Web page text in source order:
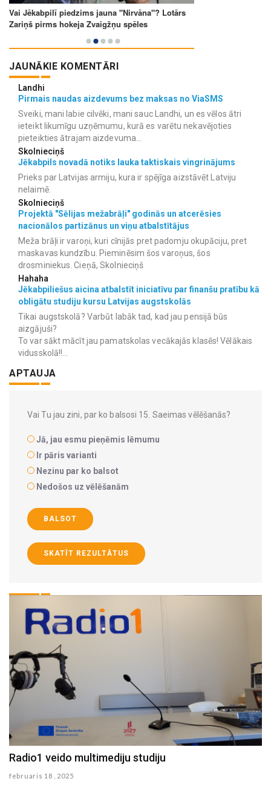
JAUNĀKIE KOMENTĀRI
Landhi
Pirmais naudas aizdevums bez maksas no ViaSMS
Sveiki, mani labie cilvēki, mani sauc Landhi, un es vēlos ātri
ieteikt likumīgu uzņēmumu, kurā es varētu nekavējoties
pieteikties ātrajam aizdevuma...
Skolnieciņš
Jēkabpils novadā notiks lauka taktiskais vingrinājums
Prieks par Latvijas armiju, kura ir spējīga aizstāvēt Latviju
nelaimē.
Skolnieciņš
Projektā "Sēlijas mežabrāļi" godinās un atcerēsies
nacionālos partizānus un viņu atbalstītājus
Meža brāļi ir varoņi, kuri cīnijās pret padomju okupāciju, pret
maskavas kundzību. Pieminēsim šos varoņus, šos
drosminiekus. Cieņā, Skolnieciņš
Hahaha
Jēkabpiliešus aicina atbalstīt iniciatīvu par finanšu pratību kā
obligātu studiju kursu Latvijas augstskolās
Tikai augstskolā? Varbūt labāk tad, kad jau pensijā būs
aizgājuši?
To var sākt mācīt jau pamatskolas vecākajās klasēs! Vēlākais
vidusskolā!!...
APTAUJA
Vai Tu jau zini, par ko balsosi 15. Saeimas vēlēšanās?
Jā, jau esmu pieņēmis lēmumu
Ir pāris varianti
Nezinu par ko balsot
Nedošos uz vēlēšanām
BALSOT
SKATĪT REZULTĀTUS
Radio1 veido multimediju studiju
februaris 18 , 2025